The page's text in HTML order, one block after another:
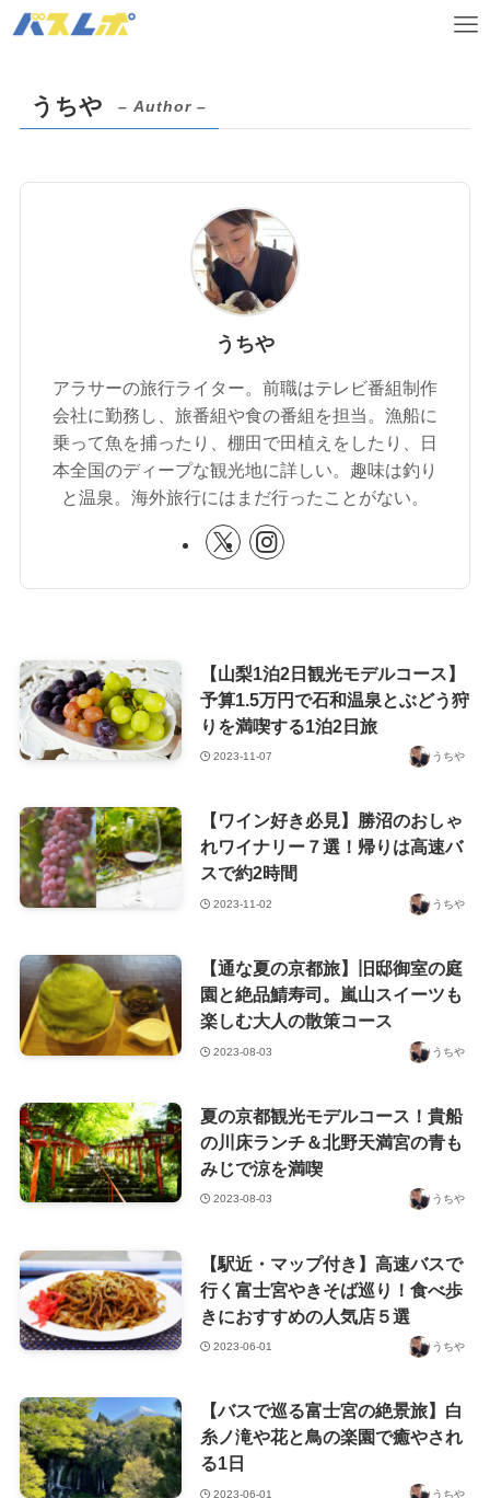
うちや – Author –
うちや
アラサーの旅行ライター。前職はテレビ番組制作
会社に勤務し、旅番組や食の番組を担当。漁船に
乗って魚を捕ったり、棚田で田植えをしたり、日
本全国のディープな観光地に詳しい。趣味は釣り
と温泉。海外旅行にはまだ行ったことがない。
【山梨1泊2日観光モデルコース】
予算1.5万円で石和温泉とぶどう狩
りを満喫する1泊2日旅
2023-11-07 うちや
【ワイン好き必見】勝沼のおしゃ
れワイナリー７選！帰りは高速バ
スで約2時間
2023-11-02 うちや
【通な夏の京都旅】旧邸御室の庭
園と絶品鯖寿司。嵐山スイーツも
楽しむ大人の散策コース
2023-08-03 うちや
夏の京都観光モデルコース！貴船
の川床ランチ＆北野天満宮の青も
みじで涼を満喫
2023-08-03 うちや
【駅近・マップ付き】高速バスで
行く富士宮やきそば巡り！食べ歩
きにおすすめの人気店５選
2023-06-01 うちや
【バスで巡る富士宮の絶景旅】白
糸ノ滝や花と鳥の楽園で癒やされ
る1日
2023-06-01 うちや